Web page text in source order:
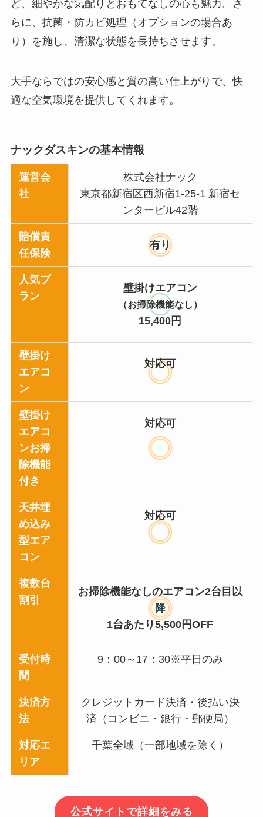
ど、細やかな気配りとおもてなしの心も魅力。さ
らに、抗菌・防カビ処理（オプションの場合あ
り）を施し、清潔な状態を長持ちさせます。
大手ならではの安心感と質の高い仕上がりで、快
適な空気環境を提供してくれます。
ナックダスキンの基本情報
運営会
社
株式会社ナック
東京都新宿区西新宿1-25-1 新宿セ
ンタービル42階
賠償責
任保険
有り
人気プ
ラン
壁掛けエアコン
（お掃除機能なし）
15,400円
壁掛け
エアコ
ン
対応可
壁掛け
エアコ
ンお掃
除機能
付き
対応可
天井埋
め込み
型エア
コン
対応可
複数台
割引
お掃除機能なしのエアコン2台目以
降
1台あたり5,500円OFF
受付時
間
9：00～17：30※平日のみ
決済方
法
クレジットカード決済・後払い決
済（コンビニ・銀行・郵便局）
対応エ
リア
千葉全域（一部地域を除く）
公式サイトで詳細をみる